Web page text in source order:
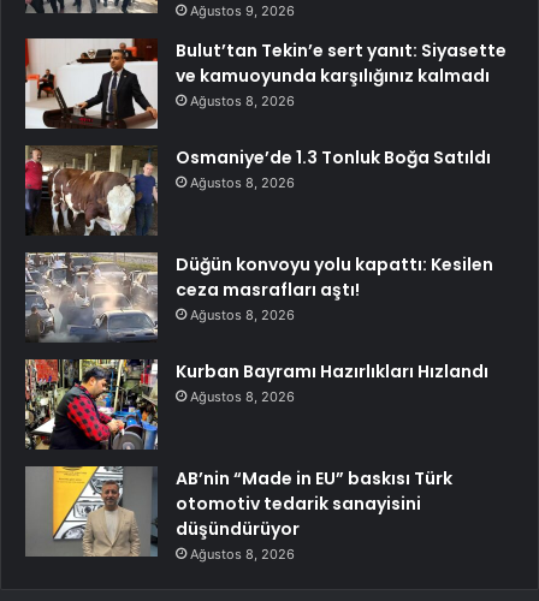
Ağustos 9, 2026
Bulut’tan Tekin’e sert yanıt: Siyasette
ve kamuoyunda karşılığınız kalmadı
Ağustos 8, 2026
Osmaniye’de 1.3 Tonluk Boğa Satıldı
Ağustos 8, 2026
Düğün konvoyu yolu kapattı: Kesilen
ceza masrafları aştı!
Ağustos 8, 2026
Kurban Bayramı Hazırlıkları Hızlandı
Ağustos 8, 2026
AB’nin “Made in EU” baskısı Türk
otomotiv tedarik sanayisini
düşündürüyor
Ağustos 8, 2026